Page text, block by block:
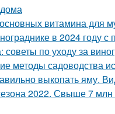
витамина для
в 2024 году
по уходу за
методы садоводства
выкопать яму.
2022. Свыше 7